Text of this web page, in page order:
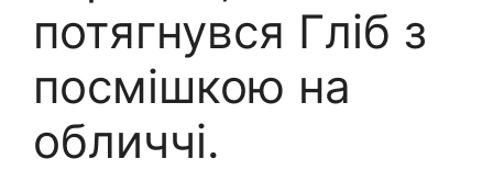
потягнувся Гліб з
посмішкою на
обличчі.